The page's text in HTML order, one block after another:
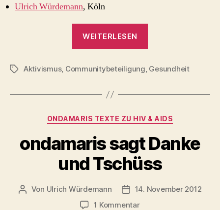
Ulrich Würdemann, Köln
WEITERLESEN
der
HIV-
zu
HIV-
1
rgp-
Immuno
Schlagwörter
Aktivismus, Communitybeteiligung, Gesundheit
Kategorien
ONDAMARIS TEXTE ZU HIV & AIDS
ondamaris sagt Danke
und Tschüss
Beitragsautor
Von Ulrich Würdemann Beitragsdatum
14. November 2012
1 Kommentarzu